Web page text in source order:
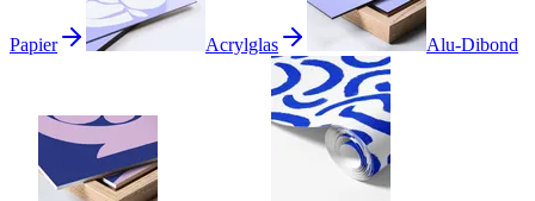
Papier Acrylglas Alu-Dibond